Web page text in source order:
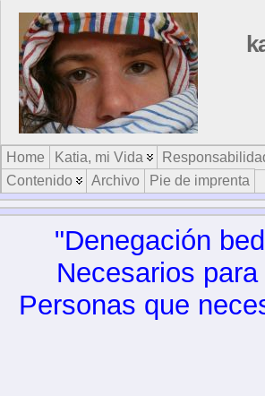
Home Katia, mi Vida
Contenido
Archivo Pie de imprenta
"Denegación
Necesarios
Personas que